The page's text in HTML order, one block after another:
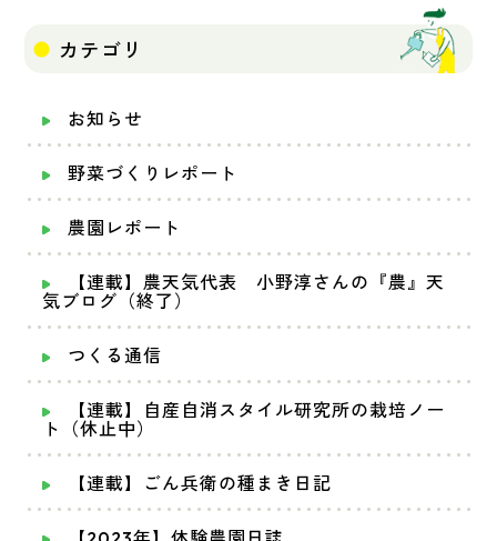
カテゴリ
お知らせ
野菜づくりレポート
農園レポート
【連載】農天気代表 小野淳さんの『農』天
気ブログ（終了）
つくる通信
【連載】自産自消スタイル研究所の栽培ノー
ト（休止中）
【連載】ごん兵衛の種まき日記